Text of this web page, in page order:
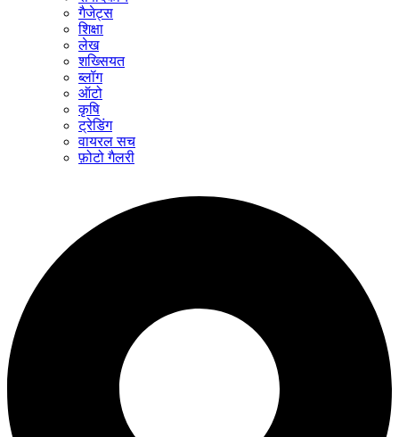
गैजेट्स
शिक्षा
लेख
शख्सियत
ब्लॉग
ऑटो
कृषि
ट्रेडिंग
वायरल सच
फ़ोटो गैलरी